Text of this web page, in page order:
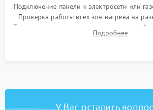
Подключение панели к электросети или
Проверка работы всех зон нагрева на
Тестирование сенсорного управления,
остаточного тепла и систем защиты от
Подробнее
У Вас остались